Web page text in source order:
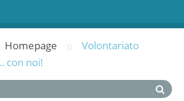
Homepage »
Volontariato
con noi!